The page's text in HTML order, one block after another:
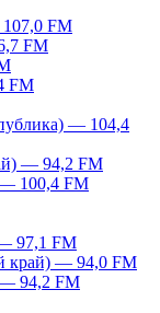
FM
FM
FM
— 104,4
— 94,2 FM
— 100,4 FM
97,1 FM
край) — 94,0 FM
— 94,2 FM